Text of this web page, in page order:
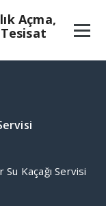
Su Kaçağı Servisi